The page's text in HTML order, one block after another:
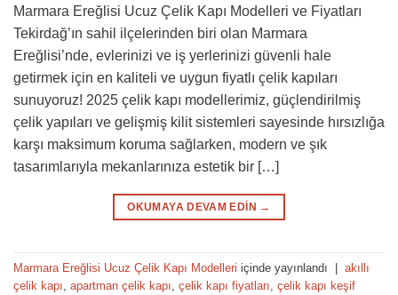
Marmara Ereğlisi Ucuz Çelik Kapı Modelleri ve Fiyatları
Tekirdağ’ın sahil ilçelerinden biri olan Marmara
Ereğlisi’nde, evlerinizi ve iş yerlerinizi güvenli hale
getirmek için en kaliteli ve uygun fiyatlı çelik kapıları
sunuyoruz! 2025 çelik kapı modellerimiz, güçlendirilmiş
çelik yapıları ve gelişmiş kilit sistemleri sayesinde hırsızlığa
karşı maksimum koruma sağlarken, modern ve şık
tasarımlarıyla mekanlarınıza estetik bir […]
OKUMAYA DEVAM EDIN →
Marmara Ereğlisi Ucuz Çelik Kapı Modelleri içinde yayınlandı
akıllı
çelik kapı apartman çelik kapı çelik kapı fiyatları çelik kapı keşif